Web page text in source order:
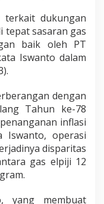
terkait dukungan
tepat sasaran gas
baik oleh PT
Iswanto dalam
dengan
Tahun ke-78
inflasi
Iswanto, operasi
disparitas
gas elpiji 12
yang membuat